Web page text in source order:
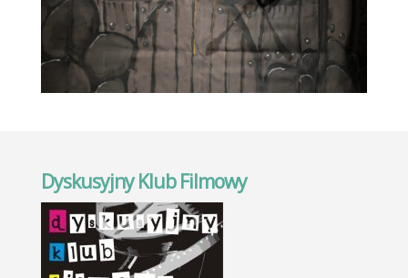
Dyskusyjny Klub Filmowy